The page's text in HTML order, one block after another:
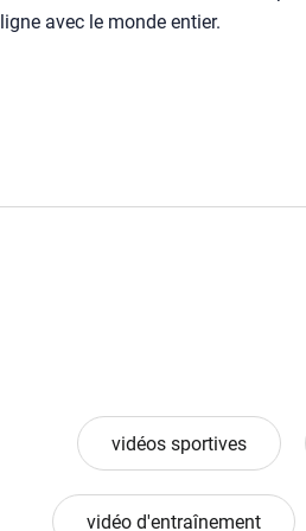
ligne avec le monde entier.
vidéos sportives
vidéo d'entraînement